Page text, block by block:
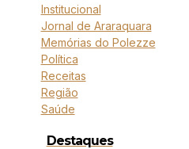
Institucional
Jornal de Araraquara
Memórias do Polezze
Política
Receitas
Região
Saúde
Destaques